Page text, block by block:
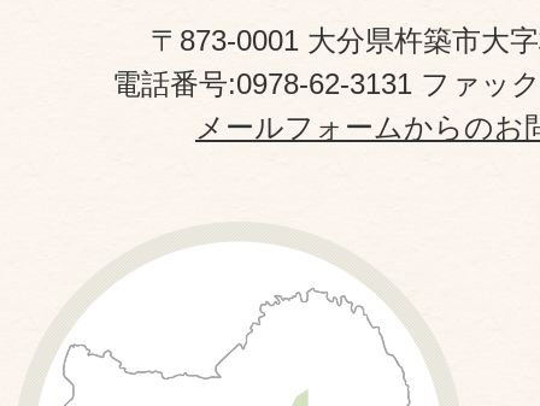
〒873-0001 大分県杵築市大
電話番号:0978-62-3131 ファッ
メールフォームからのお